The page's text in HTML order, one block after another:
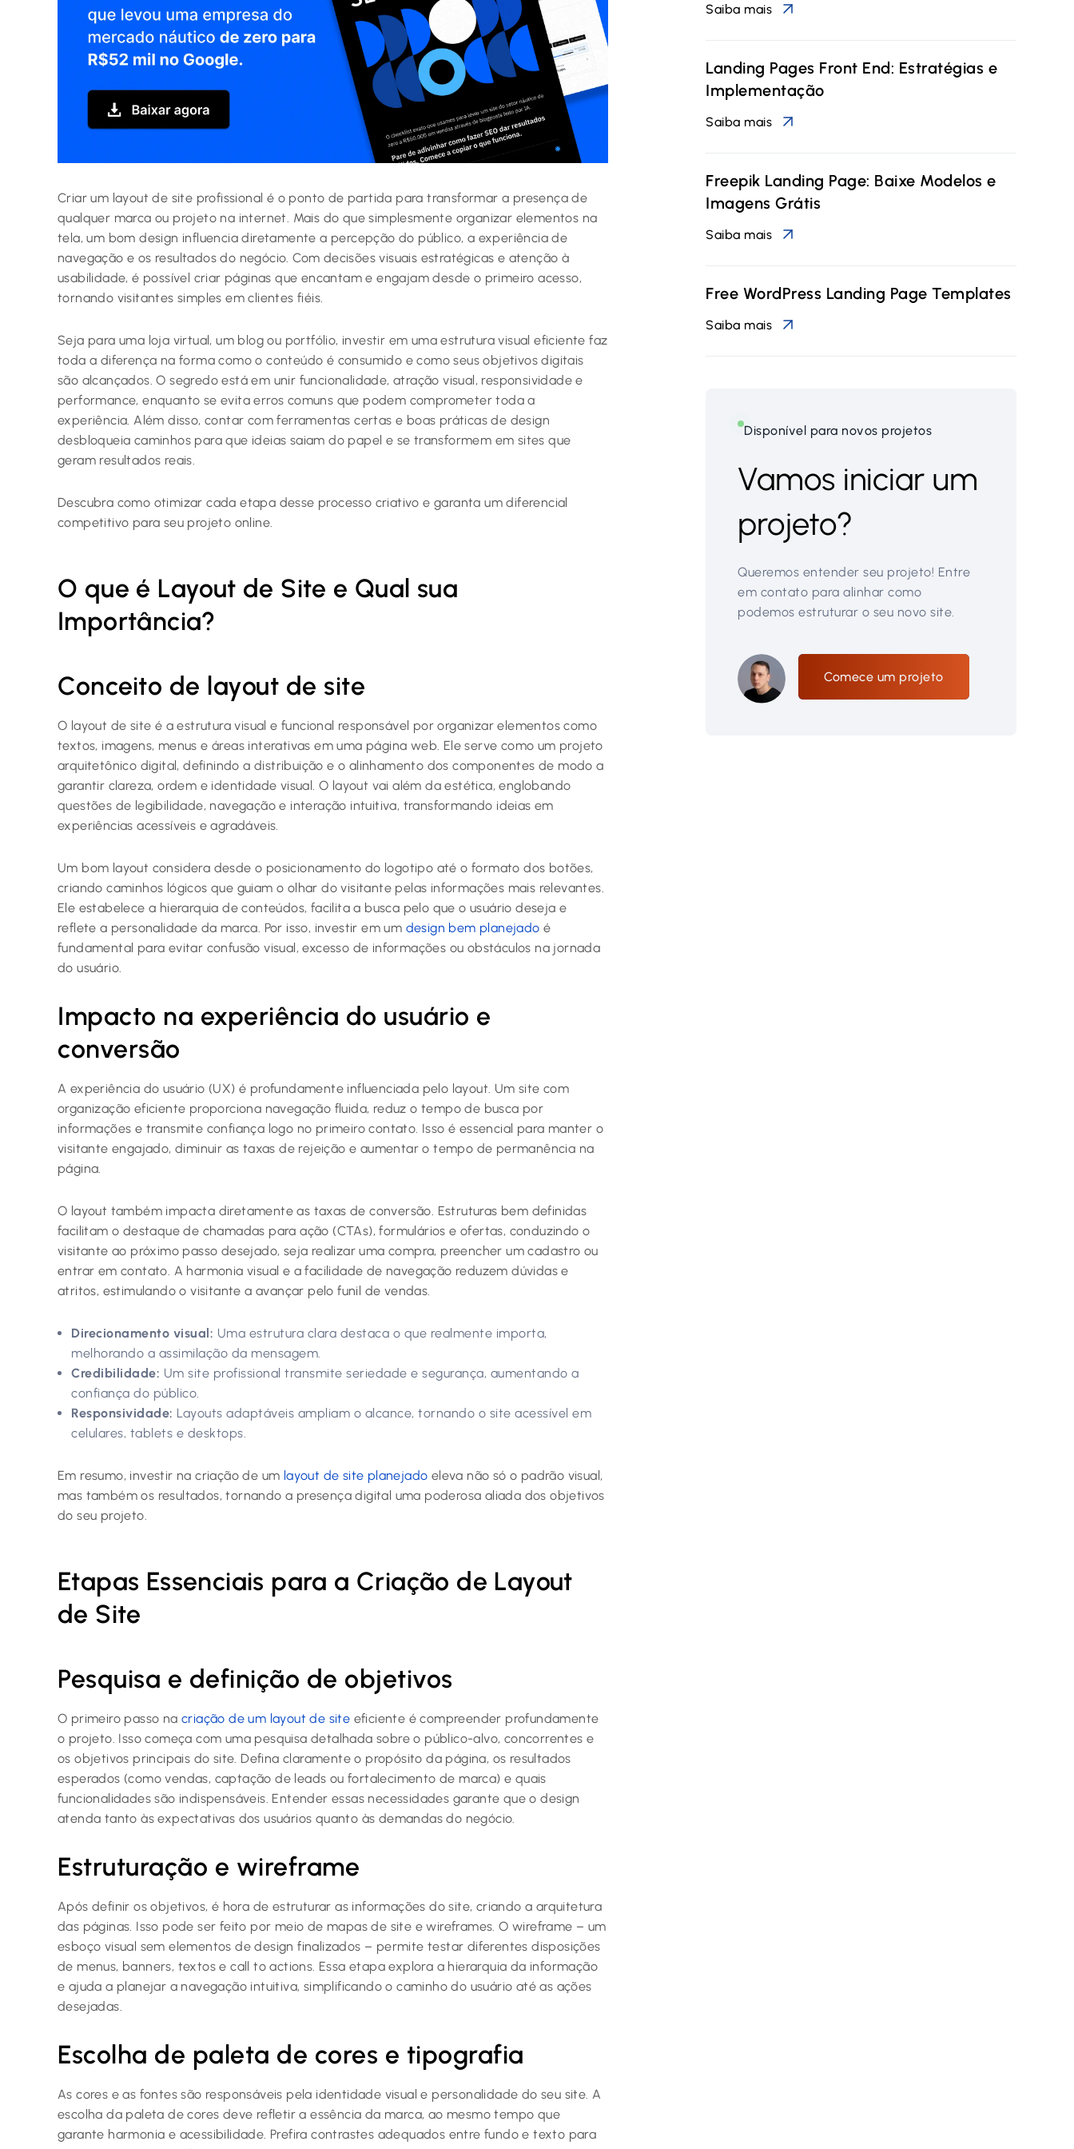
Criar um layout de site profissional é o ponto de partida para transformar a presença de
qualquer marca ou projeto na internet. Mais do que simplesmente organizar elementos na
tela, um bom design influencia diretamente a percepção do público, a experiência de
navegação e os resultados do negócio. Com decisões visuais estratégicas e atenção à
usabilidade, é possível criar páginas que encantam e engajam desde o primeiro acesso,
tornando visitantes simples em clientes fiéis.
Seja para uma loja virtual, um blog ou portfólio, investir em uma estrutura visual eficiente faz
toda a diferença na forma como o conteúdo é consumido e como seus objetivos digitais
são alcançados. O segredo está em unir funcionalidade, atração visual, responsividade e
performance, enquanto se evita erros comuns que podem comprometer toda a
experiência. Além disso, contar com ferramentas certas e boas práticas de design
desbloqueia caminhos para que ideias saiam do papel e se transformem em sites que
geram resultados reais.
Descubra como otimizar cada etapa desse processo criativo e garanta um diferencial
competitivo para seu projeto online.
O que é Layout de Site e Qual sua
Importância?
Conceito de layout de site
O layout de site é a estrutura visual e funcional responsável por organizar elementos como
textos, imagens, menus e áreas interativas em uma página web. Ele serve como um projeto
arquitetônico digital, definindo a distribuição e o alinhamento dos componentes de modo a
garantir clareza, ordem e identidade visual. O layout vai além da estética, englobando
questões de legibilidade, navegação e interação intuitiva, transformando ideias em
experiências acessíveis e agradáveis.
Um bom layout considera desde o posicionamento do logotipo até o formato dos botões,
criando caminhos lógicos que guiam o olhar do visitante pelas informações mais relevantes.
Ele estabelece a hierarquia de conteúdos, facilita a busca pelo que o usuário deseja e
reflete a personalidade da marca. Por isso, investir em um design bem planejado é
fundamental para evitar confusão visual, excesso de informações ou obstáculos na jornada
do usuário.
Impacto na experiência do usuário e
conversão
A experiência do usuário (UX) é profundamente influenciada pelo layout. Um site com
organização eficiente proporciona navegação fluida, reduz o tempo de busca por
informações e transmite confiança logo no primeiro contato. Isso é essencial para manter o
visitante engajado, diminuir as taxas de rejeição e aumentar o tempo de permanência na
página.
O layout também impacta diretamente as taxas de conversão. Estruturas bem definidas
facilitam o destaque de chamadas para ação (CTAs), formulários e ofertas, conduzindo o
visitante ao próximo passo desejado, seja realizar uma compra, preencher um cadastro ou
entrar em contato. A harmonia visual e a facilidade de navegação reduzem dúvidas e
atritos, estimulando o visitante a avançar pelo funil de vendas.
Direcionamento visual: Uma estrutura clara destaca o que realmente importa,
melhorando a assimilação da mensagem.
Credibilidade: Um site profissional transmite seriedade e segurança, aumentando a
confiança do público.
Responsividade: Layouts adaptáveis ampliam o alcance, tornando o site acessível em
celulares, tablets e desktops.
Em resumo, investir na criação de um layout de site planejado eleva não só o padrão visual,
mas também os resultados, tornando a presença digital uma poderosa aliada dos objetivos
do seu projeto.
Etapas Essenciais para a Criação de Layout
de Site
Pesquisa e definição de objetivos
O primeiro passo na criação de um layout de site eficiente é compreender profundamente
o projeto. Isso começa com uma pesquisa detalhada sobre o público-alvo, concorrentes e
os objetivos principais do site. Defina claramente o propósito da página, os resultados
esperados (como vendas, captação de leads ou fortalecimento de marca) e quais
funcionalidades são indispensáveis. Entender essas necessidades garante que o design
atenda tanto às expectativas dos usuários quanto às demandas do negócio.
Estruturação e wireframe
Após definir os objetivos, é hora de estruturar as informações do site, criando a arquitetura
das páginas. Isso pode ser feito por meio de mapas de site e wireframes. O wireframe – um
esboço visual sem elementos de design finalizados – permite testar diferentes disposições
de menus, banners, textos e call to actions. Essa etapa explora a hierarquia da informação
e ajuda a planejar a navegação intuitiva, simplificando o caminho do usuário até as ações
desejadas.
Escolha de paleta de cores e tipografia
As cores e as fontes são responsáveis pela identidade visual e personalidade do seu site. A
escolha da paleta de cores deve refletir a essência da marca, ao mesmo tempo que
garante harmonia e acessibilidade. Prefira contrastes adequados entre fundo e texto para
Saiba mais
Landing Pages Front End: Estratégias e
Implementação
Saiba mais
Freepik Landing Page: Baixe Modelos e
Imagens Grátis
Saiba mais
Free WordPress Landing Page Templates
Saiba mais
Disponível para novos projetos
Vamos iniciar um
projeto?
Queremos entender seu projeto! Entre
em contato para alinhar como
podemos estruturar o seu novo site.
Comece um projeto